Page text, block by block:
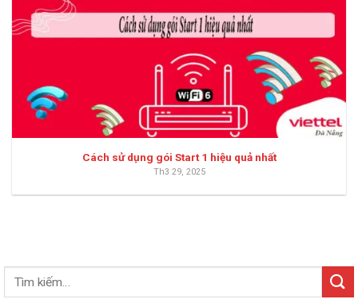
Cách sử dụng gói Start 1 hiệu quả nhất
Th3 29, 2025